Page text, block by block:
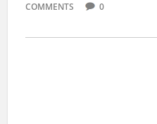
COMMENTS 0